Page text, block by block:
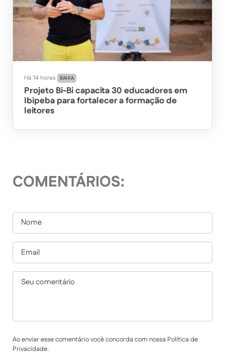
Há 14 horas BAHIA
Projeto Bi-Bi capacita 30 educadores em
Ibipeba para fortalecer a formação de
leitores
COMENTÁRIOS:
Ao enviar esse comentário você concorda com nossa Política de
Privacidade.